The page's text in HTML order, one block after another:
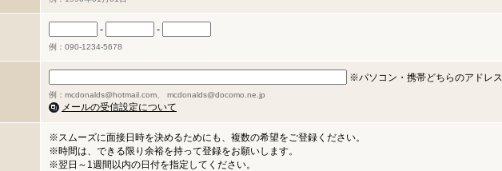
- -
例：090-1234-5678
※パソコン・携帯どちらのアドレ
例：mcdonalds@hotmail.com、 mcdonalds@docomo.ne.jp
メールの受信設定について
※スムーズに面接日時を決めるためにも、複数の希望をご登録ください。
※時間は、できる限り余裕を持って登録をお願いします。
※翌日～1週間以内の日付を指定してください。